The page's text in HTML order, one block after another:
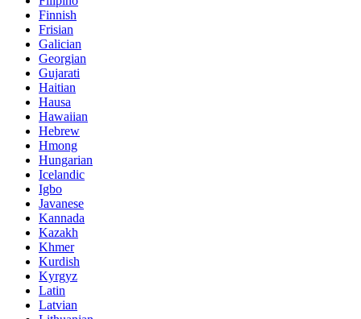
Finnish
Frisian
Galician
Georgian
Gujarati
Haitian
Hausa
Hawaiian
Hebrew
Hmong
Hungarian
Icelandic
Igbo
Javanese
Kannada
Kazakh
Khmer
Kurdish
Kyrgyz
Latin
Latvian